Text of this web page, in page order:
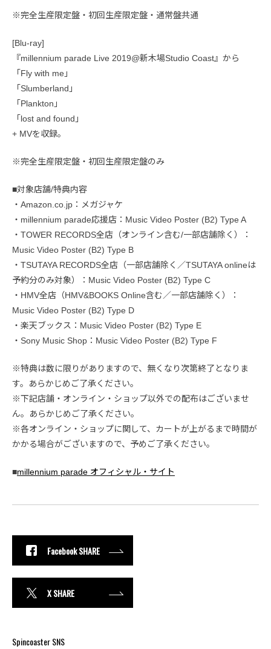
※完全生産限定盤・初回生産限定盤・通常盤共通
[Blu-ray]
『millennium parade Live 2019@新木場Studio Coast』から
「Fly with me」
「Slumberland」
「Plankton」
「lost and found」
+ MVを収録。
※完全生産限定盤・初回生産限定盤のみ
■対象店舗/特典内容
・Amazon.co.jp：メガジャケ
・millennium parade応援店：Music Video Poster (B2) Type A
・TOWER RECORDS全店（オンライン含む/一部店舗除く）：
Music Video Poster (B2) Type B
・TSUTAYA RECORDS全店（一部店舗除く／TSUTAYA onlineは
予約分のみ対象）：Music Video Poster (B2) Type C
・HMV全店（HMV&BOOKS Online含む／一部店舗除く）：
Music Video Poster (B2) Type D
・楽天ブックス：Music Video Poster (B2) Type E
・Sony Music Shop：Music Video Poster (B2) Type F
※特典は数に限りがありますので、無くなり次第終了となりま
す。あらかじめご了承ください。
※下記店舗・オンライン・ショップ以外での配布はございませ
ん。あらかじめご了承ください。
※各オンライン・ショップに関して、カートが上がるまで時間が
かかる場合がございますので、予めご了承ください。
■millennium parade オフィシャル・サイト
Facebook SHARE
X SHARE
Spincoaster SNS